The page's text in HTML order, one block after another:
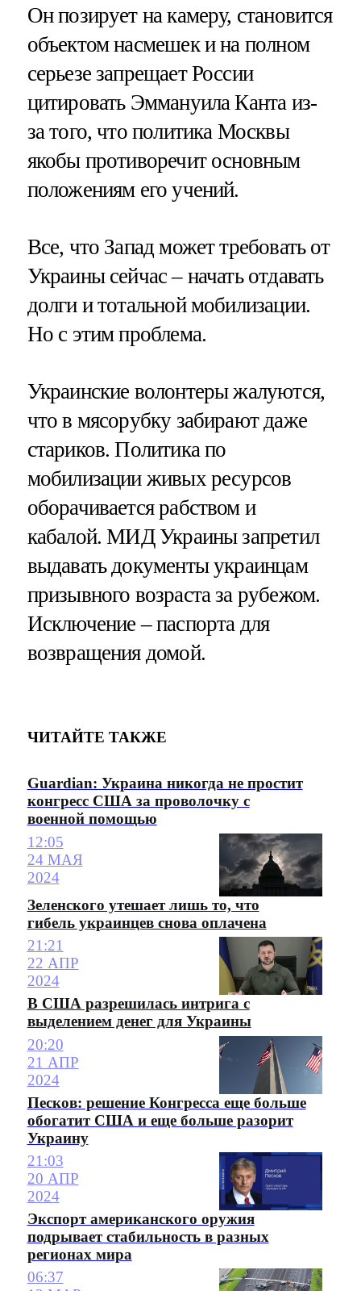
Он позирует на камеру, становится
объектом насмешек и на полном
серьезе запрещает России
цитировать Эммануила Канта из-
за того, что политика Москвы
якобы противоречит основным
положениям его учений.
Все, что Запад может требовать от
Украины сейчас – начать отдавать
долги и тотальной мобилизации.
Но с этим проблема.
Украинские волонтеры жалуются,
что в мясорубку забирают даже
стариков. Политика по
мобилизации живых ресурсов
оборачивается рабством и
кабалой. МИД Украины запретил
выдавать документы украинцам
призывного возраста за рубежом.
Исключение – паспорта для
возвращения домой.
ЧИТАЙТЕ ТАКЖЕ
Guardian: Украина никогда не простит
конгресс США за проволочку с
военной помощью
12:05
24 МАЯ
2024
Зеленского утешает лишь то, что
гибель украинцев снова оплачена
21:21
22 АПР
2024
В США разрешилась интрига с
выделением денег для Украины
20:20
21 АПР
2024
Песков: решение Конгресса еще больше
обогатит США и еще больше разорит
Украину
21:03
20 АПР
2024
Экспорт американского оружия
подрывает стабильность в разных
регионах мира
06:37